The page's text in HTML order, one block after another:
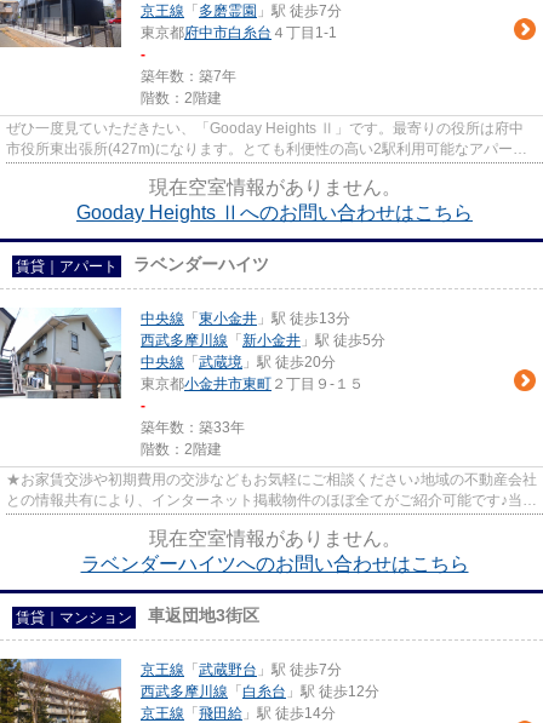
京王線 「 多磨霊園 」駅 徒歩7分
東京都府中市白糸台 ４丁目1-1
-
築年数：築7年
階数：2階建
ぜひ一度見ていただきたい、「Gooday Heights Ⅱ」です。最寄りの役所は府中
市役所東出張所(427m)になります。とても利便性の高い2駅利用可能なアパート
現在空室情報がありません。
Gooday Heights Ⅱへのお問い合わせはこちら
賃貸｜アパート ラベンダーハイツ
中央線 「 東小金井 」駅 徒歩13分
西武多摩川線 「 新小金井 」駅 徒歩5分
中央線 「 武蔵境 」駅 徒歩20分
東京都小金井市東町 ２丁目９-１５
-
築年数：築33年
階数：2階建
★お家賃交渉や初期費用の交渉などもお気軽にご相談ください♪地域の不動産会社
との情報共有により、インターネット掲載物件のほぼ全てがご紹介可能です♪当店
現在空室情報がありません。
ラベンダーハイツへのお問い合わせはこちら
賃貸｜マンション 車返団地3街区
京王線 「 武蔵野台 」駅 徒歩7分
西武多摩川線 「 白糸台 」駅 徒歩12分
京王線 「 飛田給 」駅 徒歩14分